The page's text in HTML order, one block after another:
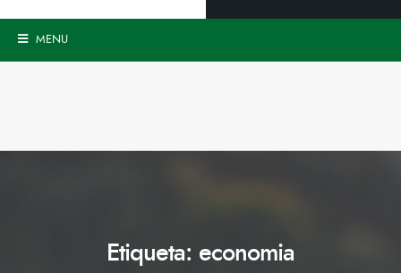
MENU
Etiqueta: economia